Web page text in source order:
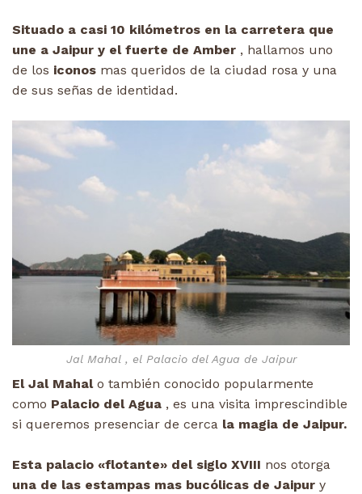
Situado a casi 10 kilómetros en la carretera que
une a Jaipur y el fuerte de Amber , hallamos uno
de los iconos mas queridos de la ciudad rosa y una
de sus señas de identidad.
Jal Mahal , el Palacio del Agua de Jaipur
El Jal Mahalo también conocido popularmente
como Palacio del Agua , es una visita imprescindible
si queremos presenciar de cerca la magia de Jaipur.
Esta palacio «flotante» del siglo XVIII nos otorga
una de las estampas mas bucólicas de Jaipur y